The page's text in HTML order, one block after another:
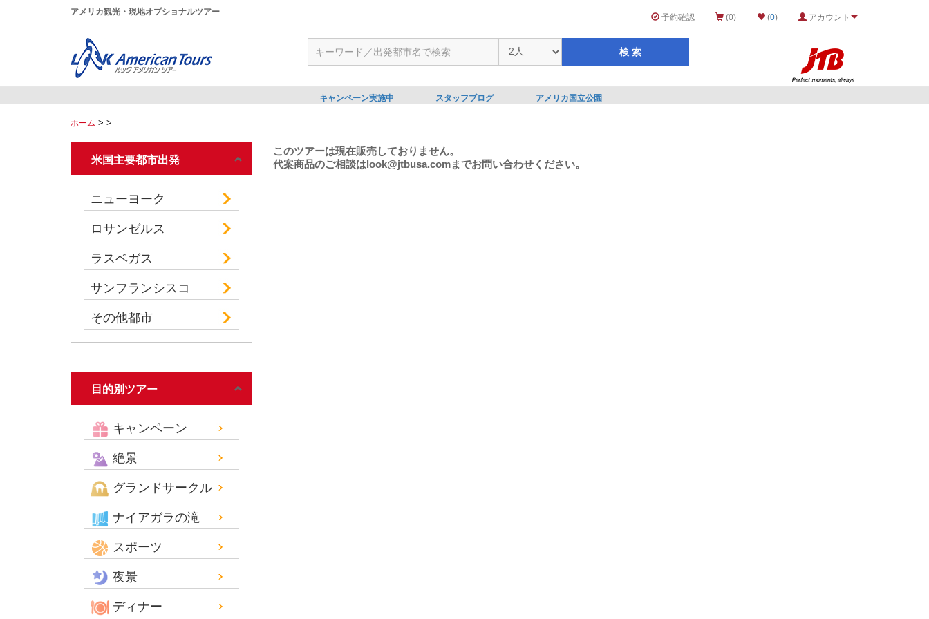
アメリカ観光・現地オプショナルツアー
予約確認 (0) (0) アカウント
キャンペーン実施中 スタッフブログ アメリカ国立公園
ホーム > >
米国主要都市出発
ニューヨーク
ロサンゼルス
ラスベガス
サンフランシスコ
その他都市
目的別ツアー
キャンペーン
絶景
グランドサークル
ナイアガラの滝
スポーツ
夜景
ディナー
このツアーは現在販売しておりません。
代案商品のご相談はlook@jtbusa.comまでお問い合わせください。